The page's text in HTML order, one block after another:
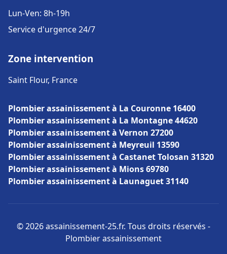
Lun-Ven: 8h-19h
Service d'urgence 24/7
Zone intervention
Saint Flour, France
Plombier assainissement à La Couronne 16400
Plombier assainissement à La Montagne 44620
Plombier assainissement à Vernon 27200
Plombier assainissement à Meyreuil 13590
Plombier assainissement à Castanet Tolosan 31320
Plombier assainissement à Mions 69780
Plombier assainissement à Launaguet 31140
© 2026 assainissement-25.fr. Tous droits réservés -
Plombier assainissement